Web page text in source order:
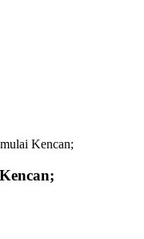
Kencan;